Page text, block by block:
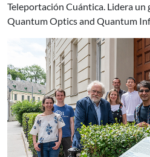
Teleportación Cuántica. Lidera
Quantum Optics and Quantum